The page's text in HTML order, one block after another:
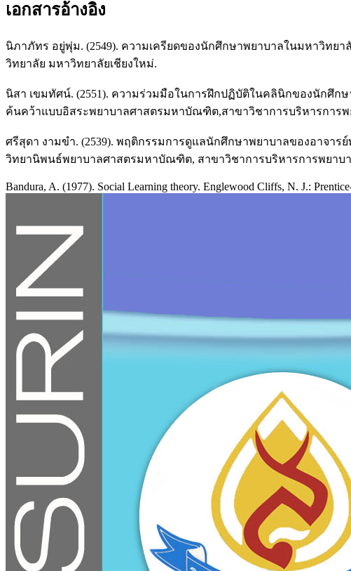
เอกสารอ้างอิง
นิภาภัทร อยู่พุ่ม. (2549). ความเครียดของนักศึกษาพยาบาลในมหาวิท
วิทยาลัย มหาวิทยาลัยเชียงใหม่.
นิสา เขมทัศน์. (2551). ความร่วมมือในการฝึกปฏิบัติในคลินิกของนักศึ
ค้นคว้าแบบอิสระพยาบาลศาสตรมหาบัณฑิต,สาขาวิชาการบริหารการ
ศรีสุดา งามขำ. (2539). พฤติกรรมการดูแลนักศึกษาพยาบาลของอาจ
วิทยานิพนธ์พยาบาลศาสตรมหาบัณฑิต, สาขาวิชาการบริหารการพยาบ
Bandura, A. (1977). Social Learning theory. Englewood Cliffs, N. J.: